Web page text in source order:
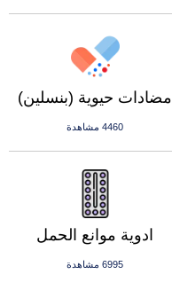
مضادات حيوية (بنسلين)
4460 مشاهدة
ادوية موانع الحمل
6995 مشاهدة